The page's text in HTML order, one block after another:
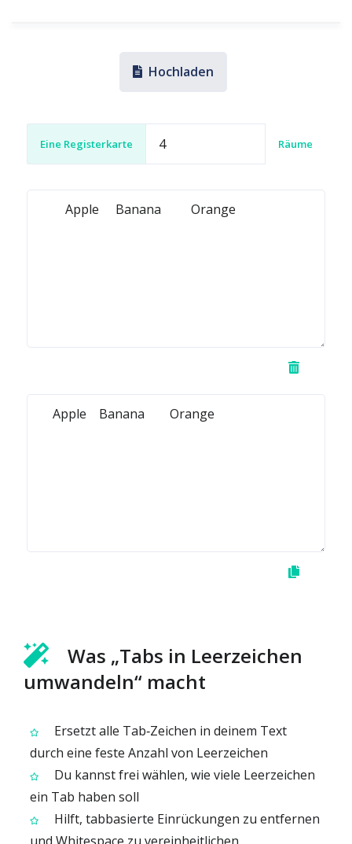
Hochladen
Eine Registerkarte Räume
Was „Tabs in Leerzeichen
umwandeln“ macht
Ersetzt alle Tab‑Zeichen in deinem Text
durch eine feste Anzahl von Leerzeichen
Du kannst frei wählen, wie viele Leerzeichen
ein Tab haben soll
Hilft, tabbasierte Einrückungen zu entfernen
und Whitespace zu vereinheitlichen